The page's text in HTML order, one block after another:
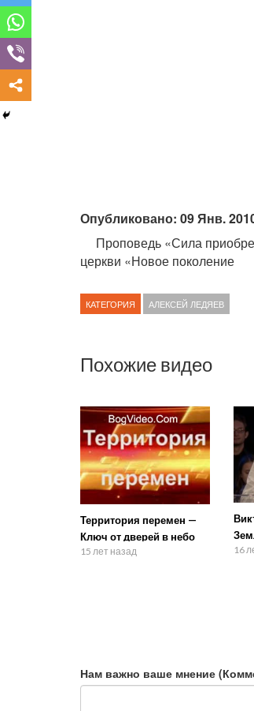
Опубликовано: 09 Янв.
Проповедь «Сила
церкви «Новое поколение
КАТЕГОРИЯ АЛЕКСЕЙ ЛЕДЯЕВ
Похожие видео
Территория перемен —
Ключ от дверей в небо
15 лет назад 16
Нам важно ваше мнение